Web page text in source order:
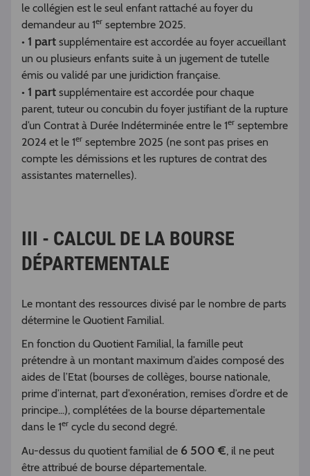
le collégien est le seul enfant rattaché au foyer du
demandeur au 1er septembre 2025.
• 1 part supplémentaire est accordée au foyer accueillant
un ou plusieurs enfants suite à un jugement de tutelle
émis ou validé par une juridiction française.
• 1 part supplémentaire est accordée pour chaque
parent, tuteur ou concubin du foyer justifiant de la rupture
d’un Contrat à Durée Indéterminée entre le 1er septembre
2024 et le 1er septembre 2025 (ne sont pas prises en
compte les démissions et les ruptures de contrat des
assistantes maternelles).
III - CALCUL DE LA BOURSE
DÉPARTEMENTALE
Le montant des ressources divisé par le nombre de parts
détermine le Quotient Familial.
En fonction du Quotient Familial, la famille peut
prétendre à un montant maximum d’aides composé des
aides de l’Etat (bourses de collèges, bourse nationale,
prime d’internat, part d’exonération, remises d’ordre et de
principe...), complétées de la bourse départementale
dans le 1er cycle du second degré.
Au-dessus du quotient familial de 6 500 €, il ne peut
être attribué de bourse départementale.